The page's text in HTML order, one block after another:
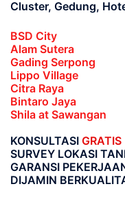
Cluster, Gedung,
BSD City
Alam Sutera
Gading Serpong
Lippo Village
Citra Raya
Bintaro Jaya
Shila at Sawangan
KONSULTASI GRATIS
SURVEY LOKASI
GARANSI
DIJAMIN